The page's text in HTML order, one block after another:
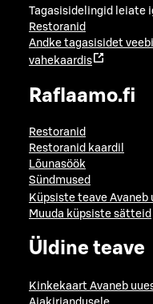
Tagasisidelingid leiate
Restoranid
Andke tagasisidet
vahekaardis
Raflaamo.fi
Restoranid
Restoranid kaardil
Lõunasöök
Sündmused
Küpsiste teave Avaneb
Muuda küpsiste sätteid
Üldine teave
Kinkekaart Avaneb